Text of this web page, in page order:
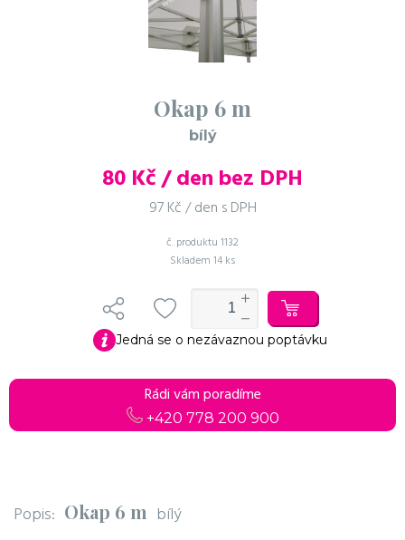
Okap 6 m
bílý
80 Kč / den bez DPH
97 Kč / den s DPH
č. produktu 1132
Skladem 14 ks
Jedná se o nezávaznou poptávku
Rádi vám poradíme
+420 778 200 900
Popis: Okap 6 m bílý